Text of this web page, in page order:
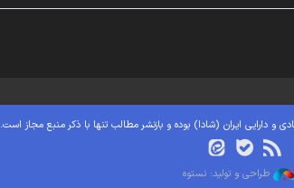
و دارایی ایران (شادا) بوده و بازنشر مطالب تنها با ذکر منبع مجاز است.
طراحی و تولید: نستوه